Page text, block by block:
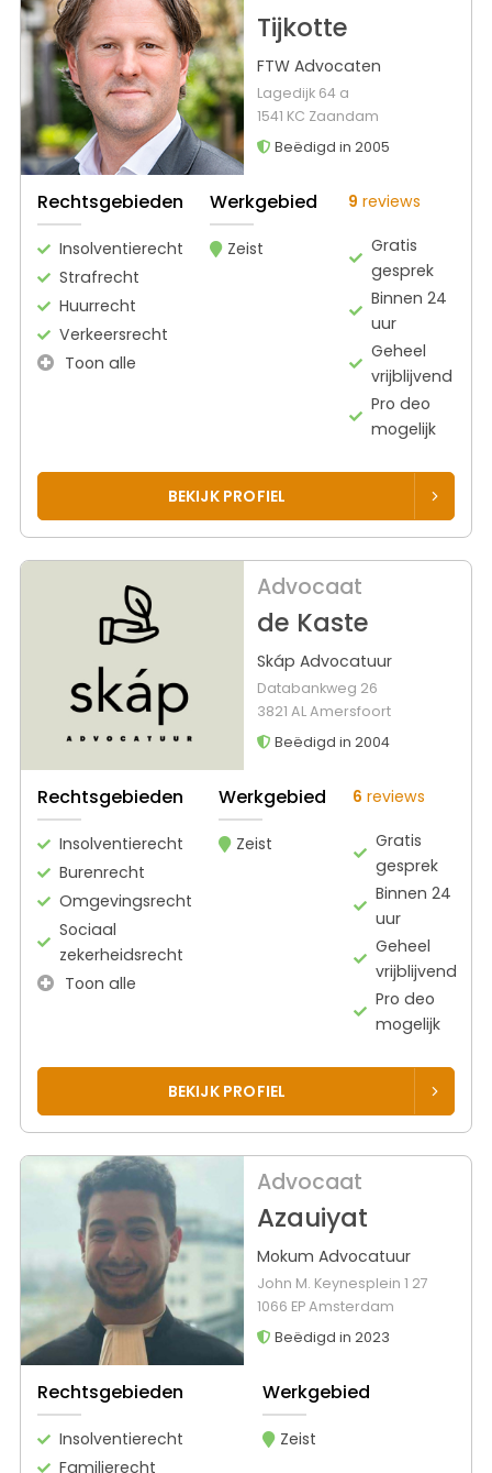
Tijkotte
FTW Advocaten
Lagedijk 64 a
1541 KC Zaandam
Beëdigd in 2005
Rechtsgebieden
Insolventierecht
Strafrecht
Huurrecht
Verkeersrecht
Toon alle
Werkgebied
Zeist
9 reviews
Gratis
gesprek
Binnen 24
uur
Geheel
vrijblijvend
Pro deo
mogelijk
BEKIJK PROFIEL
Advocaat
de Kaste
Skáp Advocatuur
Databankweg 26
3821 AL Amersfoort
Beëdigd in 2004
Rechtsgebieden
Insolventierecht
Burenrecht
Omgevingsrecht
Sociaal
zekerheidsrecht
Toon alle
Werkgebied
Zeist
6 reviews
Gratis
gesprek
Binnen 24
uur
Geheel
vrijblijvend
Pro deo
mogelijk
BEKIJK PROFIEL
Advocaat
Azauiyat
Mokum Advocatuur
John M. Keynesplein 1 27
1066 EP Amsterdam
Beëdigd in 2023
Rechtsgebieden
Insolventierecht
Familierecht
Werkgebied
Zeist